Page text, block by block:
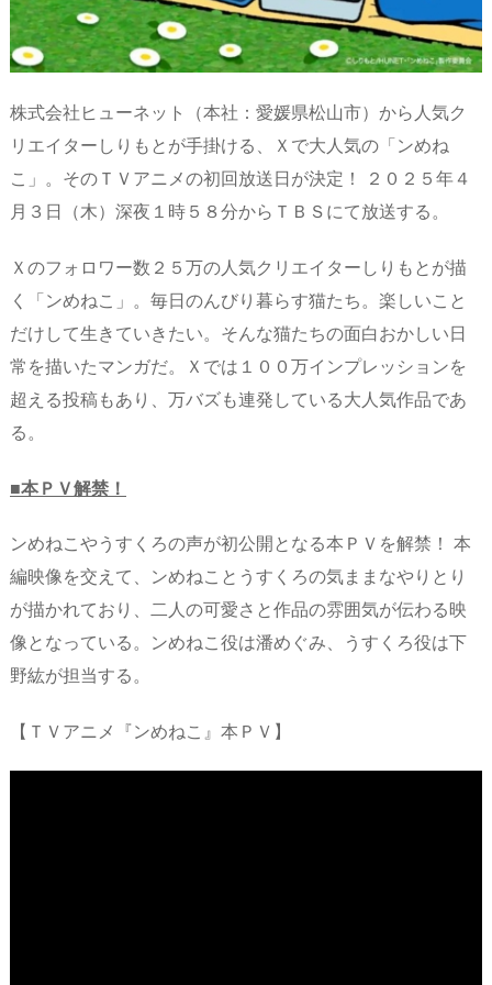
株式会社ヒューネット（本社：愛媛県松山市）から人気ク
リエイターしりもとが手掛ける、Ｘで大人気の「ンめね
こ」。そのＴＶアニメの初回放送日が決定！ ２０２５年４
月３日（木）深夜１時５８分からＴＢＳにて放送する。
Ｘのフォロワー数２５万の人気クリエイターしりもとが描
く「ンめねこ」。毎日のんびり暮らす猫たち。楽しいこと
だけして生きていきたい。そんな猫たちの面白おかしい日
常を描いたマンガだ。Ｘでは１００万インプレッションを
超える投稿もあり、万バズも連発している大人気作品であ
る。
■本ＰＶ解禁！
ンめねこやうすくろの声が初公開となる本ＰＶを解禁！ 本
編映像を交えて、ンめねことうすくろの気ままなやりとり
が描かれており、二人の可愛さと作品の雰囲気が伝わる映
像となっている。ンめねこ役は潘めぐみ、うすくろ役は下
野紘が担当する。
【ＴＶアニメ『ンめねこ』本ＰＶ】